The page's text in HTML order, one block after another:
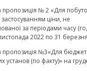
пропозиція № 2 «Для
застосуванням ціни, не
за періодами часу
2022 по 31
пропозиція №3«Для
установ (по факту)» на